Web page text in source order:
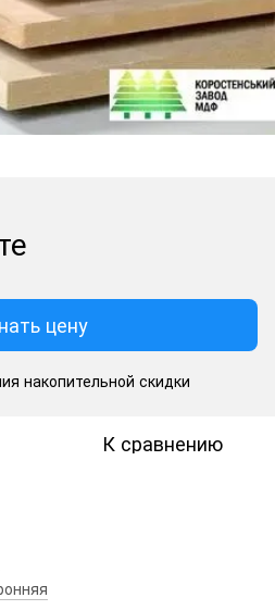
цену
накопительной скидки
К сравнению